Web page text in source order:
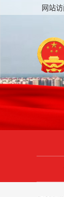
网站访